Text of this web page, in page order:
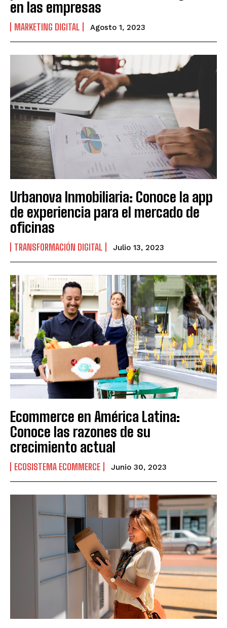
en las empresas
MARKETING DIGITAL Agosto 1, 2023
Urbanova Inmobiliaria: Conoce la app
de experiencia para el mercado de
oficinas
TRANSFORMACIÓN DIGITAL Julio 13, 2023
Ecommerce en América Latina:
Conoce las razones de su
crecimiento actual
ECOSISTEMA ECOMMERCE Junio 30, 2023